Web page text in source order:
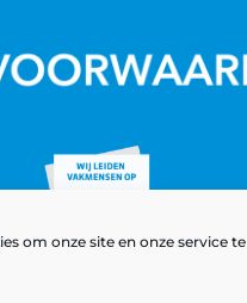
om onze site en onze service te